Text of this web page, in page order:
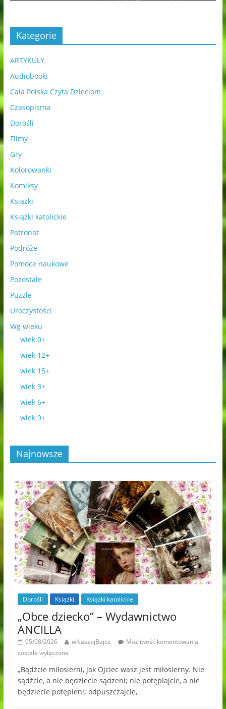
Kategorie
ARTYKUŁY
Audiobooki
Cała Polska Czyta Dzieciom
Czasopisma
Dorośli
Filmy
Gry
Kolorowanki
Komiksy
Książki
Książki katolickie
Patronat
Podróże
Pomoce naukowe
Pozostałe
Puzzle
Uroczystości
Wg wieku
wiek 0+
wiek 12+
wiek 15+
wiek 3+
wiek 6+
wiek 9+
Najnowsze
Dorośli Książki Książki katolickie
„Obce dziecko” – Wydawnictwo
ANCILLA
05/08/2026 wNaszejBajce
Możliwość komentowania
została wyłączona
„Bądźcie miłosierni, jak Ojciec wasz jest miłosierny. Nie
sądźcie, a nie będziecie sądzeni; nie potępiajcie, a nie
będziecie potępieni; odpuszczajcie,